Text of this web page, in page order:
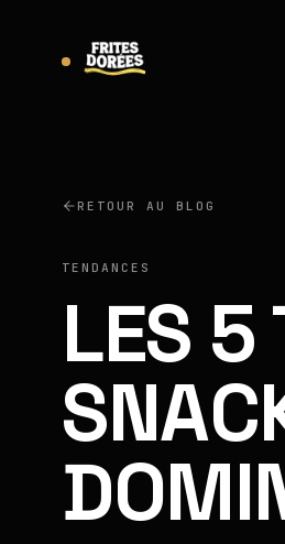
RETOUR AU BLOG
TENDANCES
LES 5